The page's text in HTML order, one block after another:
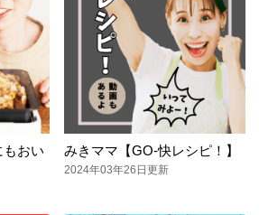
おい
みきママ【GO-快レシピ！】
2024年03年26日更新